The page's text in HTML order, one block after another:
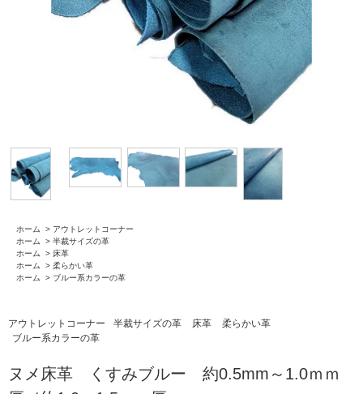
ホーム > アウトレットコーナー
ホーム
> 半裁サイズの革
ホーム
> 床革
ホーム
> 柔らかい革
ホーム
> ブルー系カラーの革
アウトレットコーナー 半裁サイズの革 床革
柔らかい革
ブルー系カラーの革
ヌメ床革 くすみブルー 約0.5mm～1.0ｍｍ